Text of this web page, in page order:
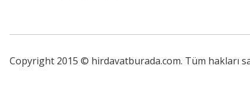
Copyright 2015 © hirdavatburada.com. Tüm hakları